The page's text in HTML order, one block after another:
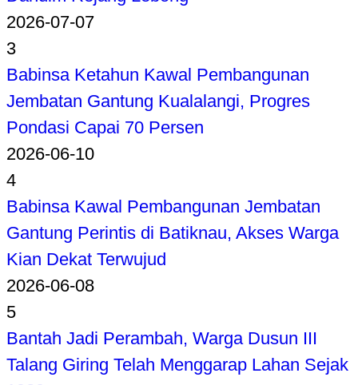
2026-07-07
3
Babinsa Ketahun Kawal Pembangunan
Jembatan Gantung Kualalangi, Progres
Pondasi Capai 70 Persen
2026-06-10
4
Babinsa Kawal Pembangunan Jembatan
Gantung Perintis di Batiknau, Akses Warga
Kian Dekat Terwujud
2026-06-08
5
Bantah Jadi Perambah, Warga Dusun III
Talang Giring Telah Menggarap Lahan Sejak